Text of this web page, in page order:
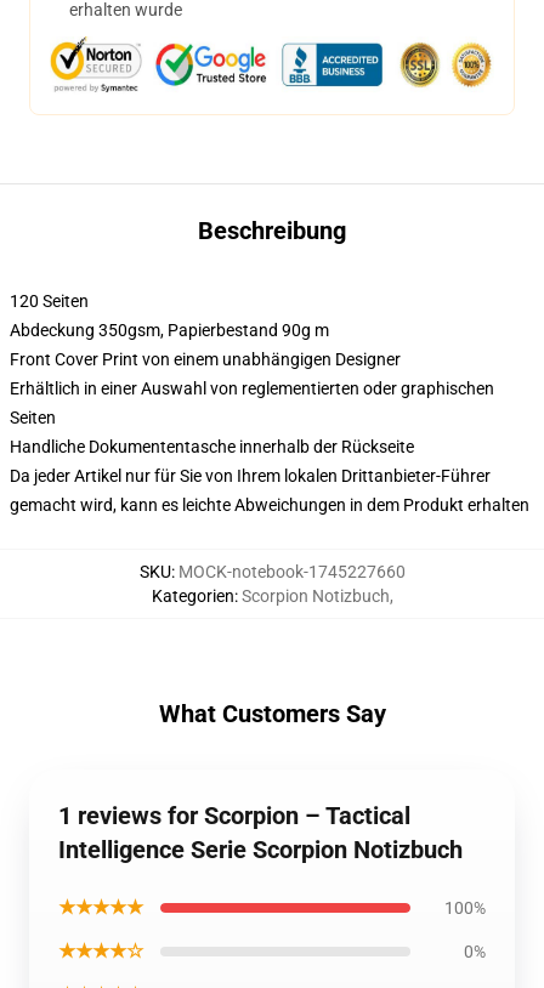
erhalten wurde
Beschreibung
120 Seiten
Abdeckung 350gsm, Papierbestand 90g m
Front Cover Print von einem unabhängigen Designer
Erhältlich in einer Auswahl von reglementierten oder graphischen
Seiten
Handliche Dokumententasche innerhalb der Rückseite
Da jeder Artikel nur für Sie von Ihrem lokalen Drittanbieter-Führer
gemacht wird, kann es leichte Abweichungen in dem Produkt erhalten
SKU: MOCK-notebook-1745227660
Kategorien:Scorpion Notizbuch,
What Customers Say
1 reviews for Scorpion – Tactical
Intelligence Serie Scorpion Notizbuch
★★★★★ 100%
★★★★☆ 0%